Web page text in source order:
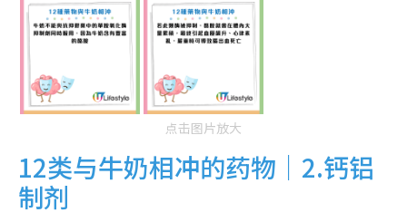
点击图片放大
12类与牛奶相冲的药物｜2.钙铝
制剂